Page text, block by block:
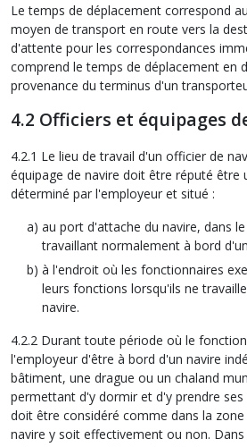
Le temps de déplacement correspond
moyen de transport en route vers la
d'attente pour les correspondances
comprend le temps de déplacement en
provenance du terminus d'un
4.2 Officiers et équipages
4.2.1 Le lieu de travail d'un officier de
équipage de navire doit être réputé être
déterminé par l'employeur et situé :
au port d'attache du navire, dans
travaillant normalement à bord
à l'endroit où les fonctionnaires
leurs fonctions lorsqu'ils ne
navire.
4.2.2 Durant toute période où le
l'employeur d'être à bord d'un navire
bâtiment, une drague ou un chaland
permettant d'y dormir et d'y prendre
doit être considéré comme dans la
navire y soit effectivement ou non.